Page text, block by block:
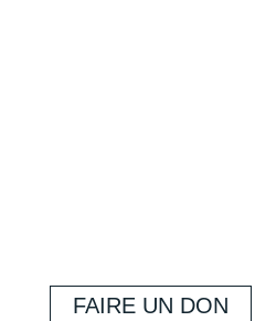
FAIRE UN DON